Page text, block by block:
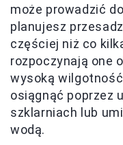
może prowadzić
planujesz
częściej niż co
rozpoczynają one
wysoką
osiągnąć poprzez
szklarniach lub
wodą.